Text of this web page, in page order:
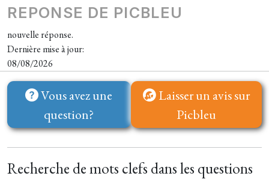
REPONSE DE PICBLEU
nouvelle réponse.
Dernière mise à jour:
08/08/2026
Vous avez une
question?
Laisser un avis sur
Picbleu
Recherche de mots clefs dans les questions